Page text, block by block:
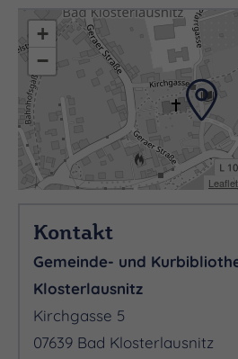
+
−
Leaflet
Kontakt
Gemeinde- und
Klosterlausnitz
Kirchgasse 5
07639 Bad Klosterlausnitz